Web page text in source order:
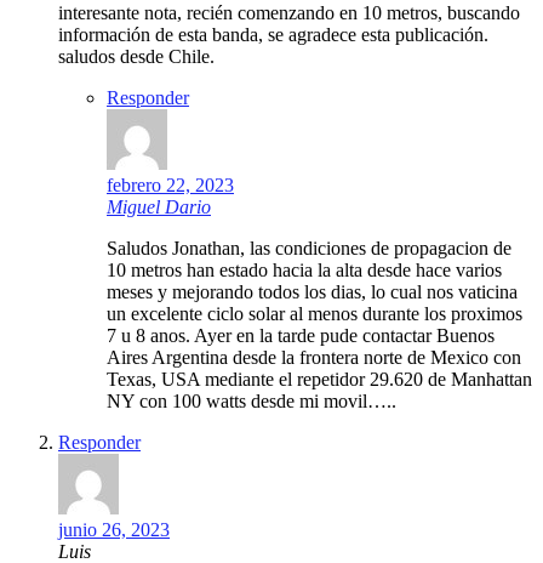
interesante nota, recién comenzando en 10 metros, buscando
información de esta banda, se agradece esta publicación.
saludos desde Chile.
Responder
febrero 22, 2023
Miguel Dario
Saludos Jonathan, las condiciones de propagacion de
10 metros han estado hacia la alta desde hace varios
meses y mejorando todos los dias, lo cual nos vaticina
un excelente ciclo solar al menos durante los proximos
7 u 8 anos. Ayer en la tarde pude contactar Buenos
Aires Argentina desde la frontera norte de Mexico con
Texas, USA mediante el repetidor 29.620 de Manhattan
NY con 100 watts desde mi movil…..
Responder
junio 26, 2023
Luis